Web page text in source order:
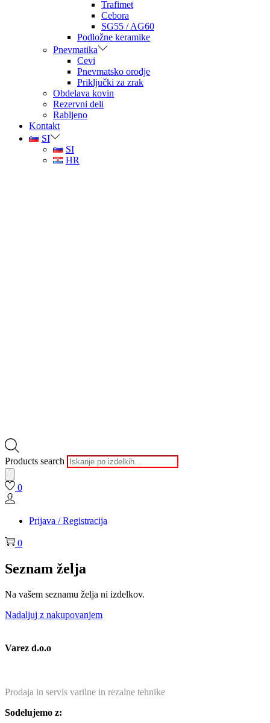
Trafimet
Cebora
SG55 / AG60
Podložne keramike
Pnevmatika
Cevi
Pnevmatsko orodje
Priključki za zrak
Obdelava kovin
Rezervni deli
Rabljeno
Kontakt
SI
SI
HR
Products search
0
Prijava / Registracija
0
Seznam želja
Na vašem seznamu želja ni izdelkov.
Nadaljuj z nakupovanjem
Varez d.o.o
Prodaja in servis varilne in rezalne tehnike
Sodelujemo z: